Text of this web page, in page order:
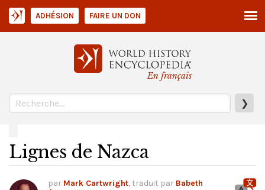
En français
❯
ADHÉSION FAIRE UN DON
Lignes de Nazca
par Mark Cartwright, traduit par Babeth